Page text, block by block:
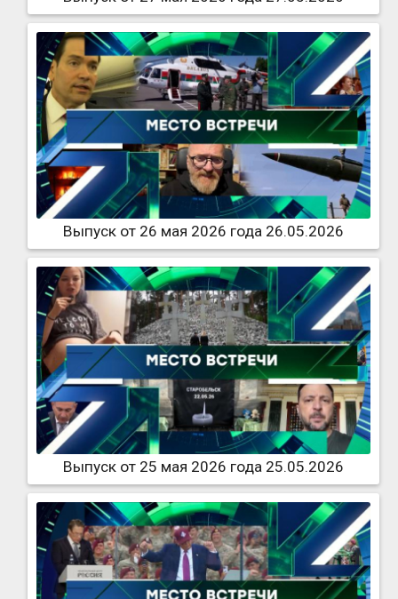
Выпуск от 26 мая 2026 года 26.05.2026
Выпуск от 25 мая 2026 года 25.05.2026